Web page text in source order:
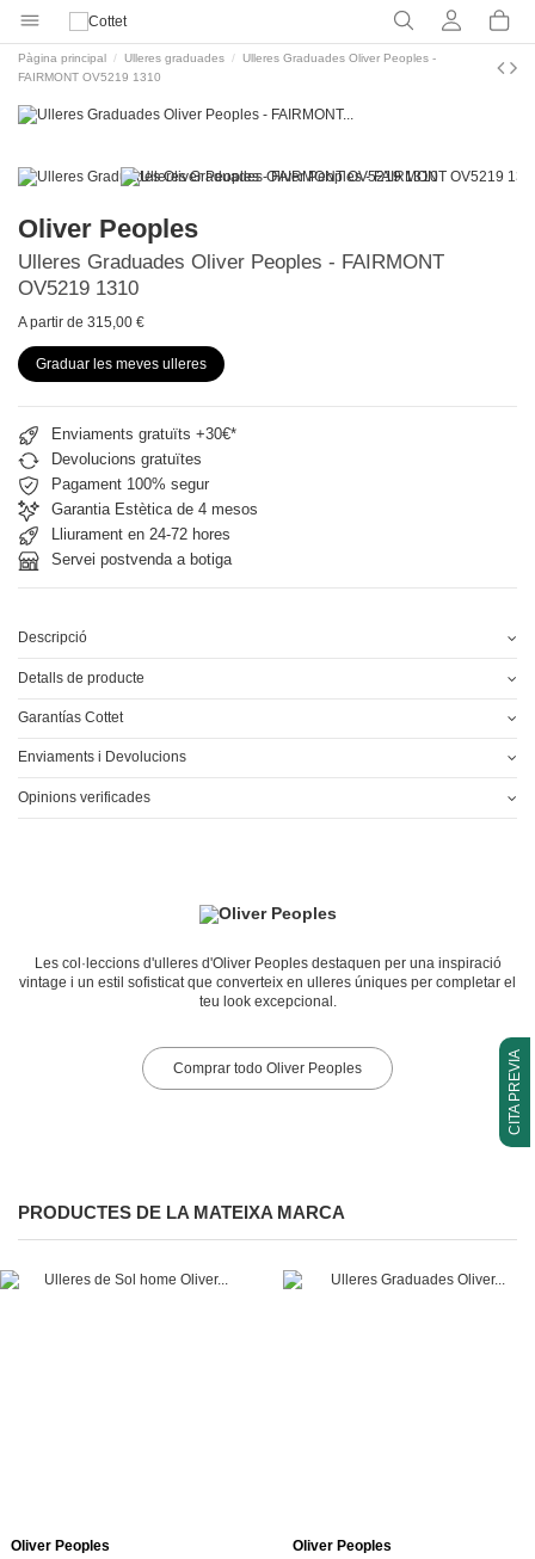
CITA PREVIA
Pàgina principal Ulleres graduades
Ulleres Graduades Oliver Peoples -
FAIRMONT OV5219 1310
Oliver Peoples
Ulleres Graduades Oliver Peoples - FAIRMONT
OV5219 1310
A partir de 315,00 €
Graduar les meves ulleres
Enviaments gratuïts +30€*
Devolucions gratuïtes
Pagament 100% segur
Garantia Estètica de 4 mesos
Lliurament en 24-72 hores
Servei postvenda a botiga
Descripció
Detalls de producte
Garantías Cottet
Enviaments i Devolucions
Opinions verificades
Les col·leccions d'ulleres d'Oliver Peoples destaquen per una inspiració
vintage i un estil sofisticat que converteix en ulleres úniques per completar el
teu look excepcional.
Comprar todo Oliver Peoples
PRODUCTES DE LA MATEIXA MARCA
Oliver Peoples
Oliver Peoples